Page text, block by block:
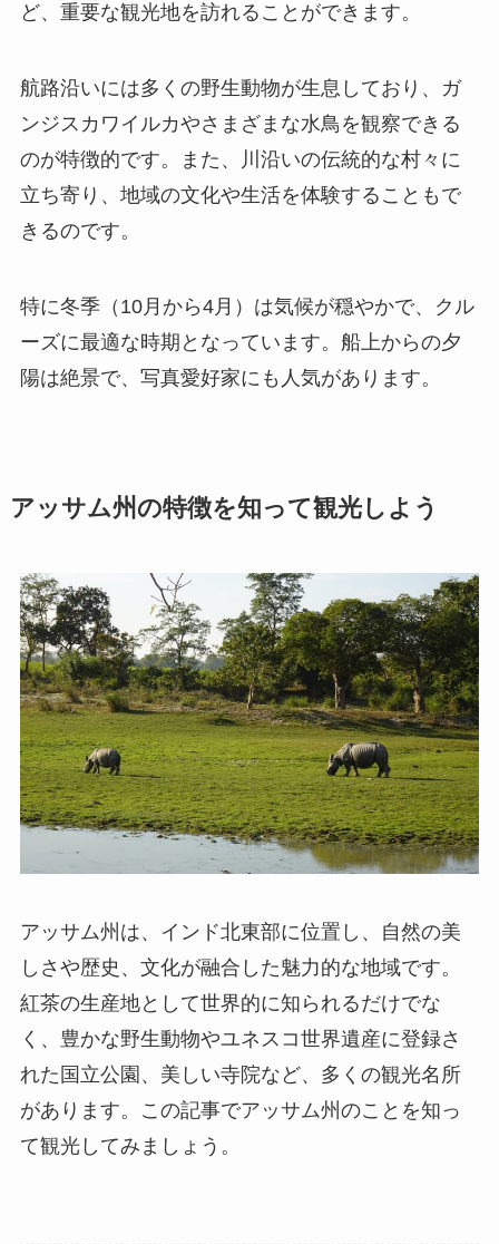
ど、重要な観光地を訪れることができます。
航路沿いには多くの野生動物が生息しており、ガ
ンジスカワイルカやさまざまな水鳥を観察できる
のが特徴的です。また、川沿いの伝統的な村々に
立ち寄り、地域の文化や生活を体験することもで
きるのです。
特に冬季（10月から4月）は気候が穏やかで、クル
ーズに最適な時期となっています。船上からの夕
陽は絶景で、写真愛好家にも人気があります。
アッサム州の特徴を知って観光しよう
アッサム州は、インド北東部に位置し、自然の美
しさや歴史、文化が融合した魅力的な地域です。
紅茶の生産地として世界的に知られるだけでな
く、豊かな野生動物やユネスコ世界遺産に登録さ
れた国立公園、美しい寺院など、多くの観光名所
があります。この記事でアッサム州のことを知っ
て観光してみましょう。